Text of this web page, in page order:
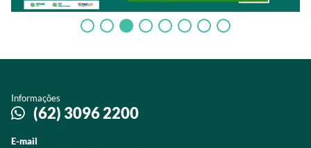
Informações
(62) 3096 2200
E-mail